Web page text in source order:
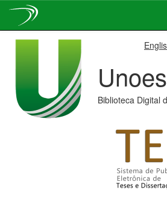
Biblioteca Digital